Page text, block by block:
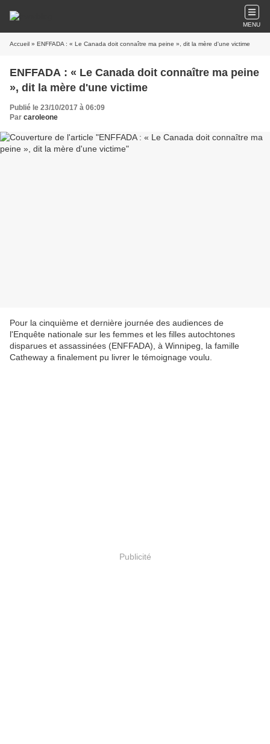
MENU
Accueil » ENFFADA : « Le Canada doit connaître ma peine », dit la mère d'une victime
ENFFADA : « Le Canada doit connaître ma peine
», dit la mère d'une victime
Publié le 23/10/2017 à 06:09
Par caroleone
Pour la cinquième et dernière journée des audiences de
l'Enquête nationale sur les femmes et les filles autochtones
disparues et assassinées (ENFFADA), à Winnipeg, la famille
Catheway a finalement pu livrer le témoignage voulu.
Publicité